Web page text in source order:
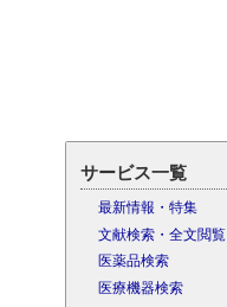
サービス一覧
最新情報・特集
文献検索・全文閲覧
医薬品検索
医療機器検索